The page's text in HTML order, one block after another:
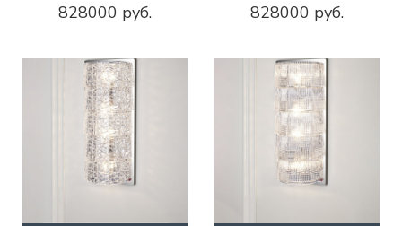
828000 руб.
828000 руб.